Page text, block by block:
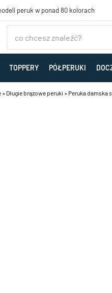
peruk w ponad 80 kolorach
TOPPERY PÓŁPERUKI
» Długie brązowe peruki » Peruka damska